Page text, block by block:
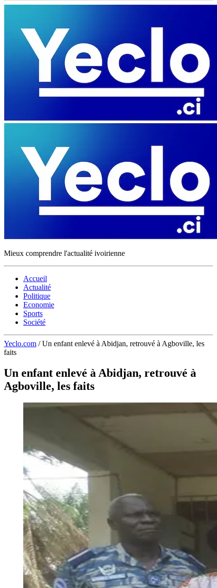
Mieux comprendre l'actualité ivoirienne
Accueil
Actualité
Politique
Economie
Sports
Société
Yeclo.com / Un enfant enlevé à Abidjan, retrouvé à Agboville, les
faits
Un enfant enlevé à Abidjan, retrouvé à
Agboville, les faits